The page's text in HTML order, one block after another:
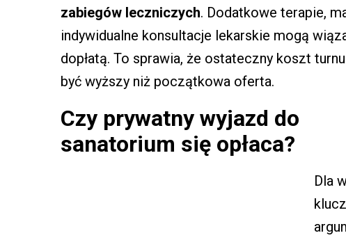
zabiegów leczniczych. Dodatkowe terapie,
indywidualne konsultacje lekarskie mogą
dopłatą. To sprawia, że ostateczny koszt
być wyższy niż początkowa oferta.
Czy prywatny wyjazd do
sanatorium się opłaca?
Dla